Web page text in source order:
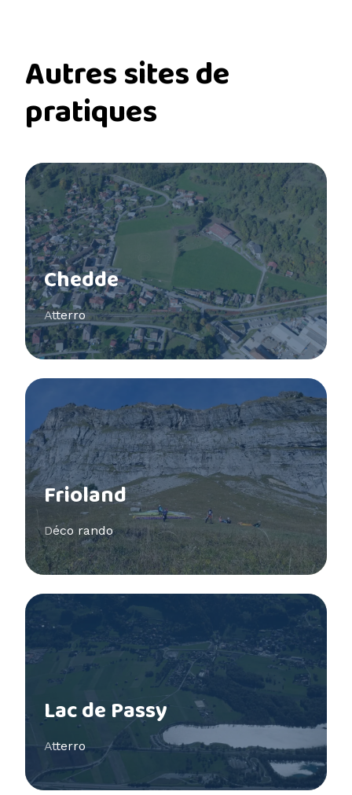
Autres sites de
pratiques
Chedde
Atterro
Voir plus
Frioland
Déco rando
Voir plus
Lac de Passy
Atterro
Voir plus